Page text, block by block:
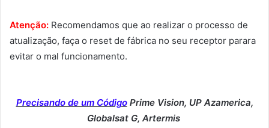
Atenção: Recomendamos que ao realizar o processo de
atualização, faça o reset de fábrica no seu receptor parara
evitar o mal funcionamento.
Precisando de um Código Prime Vision, UP Azamerica,
Globalsat G, Artermis